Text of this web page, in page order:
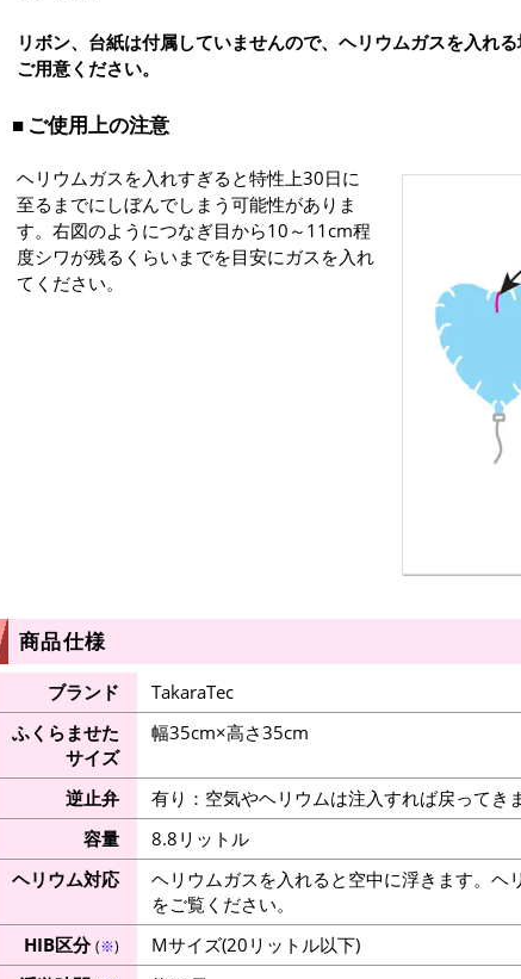
リボン、台紙は付属していませんので、ヘリウムガスを入れ
ご用意ください。
ご使用上の注意
ヘリウムガスを入れすぎると特性上30日に
至るまでにしぼんでしまう可能性がありま
す。右図のようにつなぎ目から10～11cm程
度シワが残るくらいまでを目安にガスを入れ
てください。
商品仕様
ブランド
TakaraTec
ふくらませた
サイズ
幅35cm×高さ35cm
逆止弁
有り：空気やヘリウムは注入すれば戻ってき
容量
8.8リットル
ヘリウム対応
ヘリウムガスを入れると空中に浮きます。ヘ
をご覧ください。
HIB区分(※)
Mサイズ(20リットル以下)